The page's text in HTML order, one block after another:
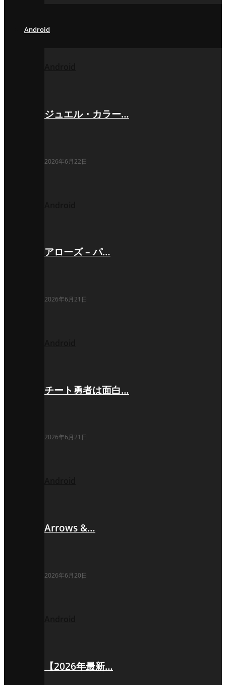
Android
ジュエル・カラー…
2026年6月22日
アローズ – パ…
2026年6月21日
チート勇者は面白…
2026年6月21日
Arrows &…
2026年6月20日
【2026年最新…